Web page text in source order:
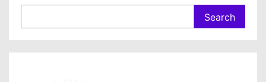
Search